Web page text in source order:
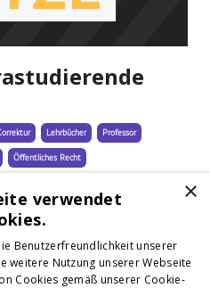
Lehrbücher
Professor
Öffentliches Recht
×
verwendet
Benutzerfreundlichkeit unserer
weitere Nutzung unserer Webseite
Cookies gemäß unserer Cookie-